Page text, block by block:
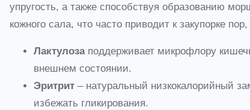
упругость, а также способствуя образованию
кожного сала, что часто приводит к закупорке
Лактулозаподдерживает микрофлору
внешнем состоянии.
Эритрит – натуральный низкокалорийный
избежать гликирования.